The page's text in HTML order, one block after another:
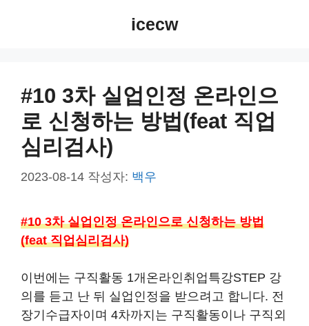
icecw
#10 3차 실업인정 온라인으
로 신청하는 방법(feat 직업
심리검사)
2023-08-14 작성자: 백우
#10 3차 실업인정 온라인으로 신청하는 방법
(feat 직업심리검사)
이번에는 구직활동 1개온라인취업특강STEP 강
의를 듣고 난 뒤 실업인정을 받으려고 합니다. 전
장기수급자이며 4차까지는 구직활동이나 구직외